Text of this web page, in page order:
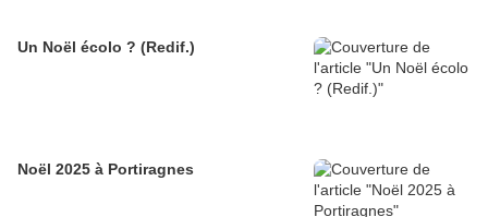
Un Noël écolo ? (Redif.)
Noël 2025 à Portiragnes